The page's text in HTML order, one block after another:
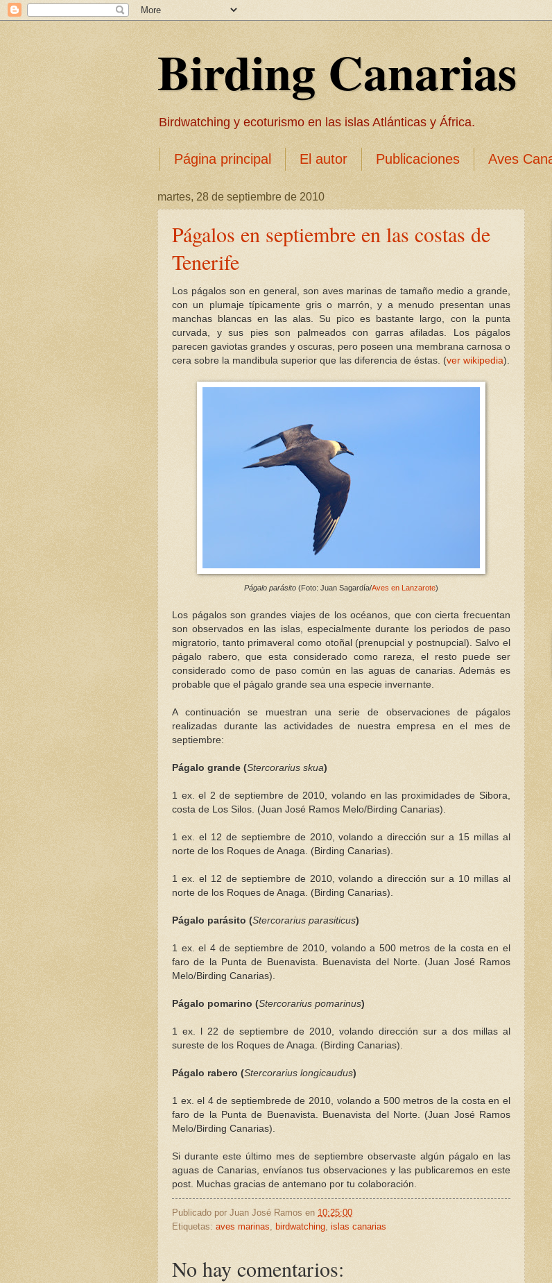
Birding Canarias
Birdwatching y ecoturismo en las islas Atlánticas y África.
Página principal El autor Publicaciones Aves
martes, 28 de septiembre de 2010
Págalos en septiembre en las costas de
Tenerife
Los págalos son en general, son aves marinas de tamaño medio a grande,
con un plumaje típicamente gris o marrón, y a menudo presentan unas
manchas blancas en las alas. Su pico es bastante largo, con la punta
curvada, y sus pies son palmeados con garras afiladas. Los págalos
parecen gaviotas grandes y oscuras, pero poseen una membrana carnosa o
cera sobre la mandibula superior que las diferencia de éstas. (ver wikipedia).
Págalo parásito (Foto: Juan Sagardía/Aves en Lanzarote)
Los págalos son grandes viajes de los océanos, que con cierta frecuentan
son observados en las islas, especialmente durante los periodos de paso
migratorio, tanto primaveral como otoñal (prenupcial y postnupcial). Salvo el
págalo rabero, que esta considerado como rareza, el resto puede ser
considerado como de paso común en las aguas de canarias. Además es
probable que el págalo grande sea una especie invernante.
A continuación se muestran una serie de observaciones de págalos
realizadas durante las actividades de nuestra empresa en el mes de
septiembre:
Págalo grande (Stercorarius skua)
1 ex. el 2 de septiembre de 2010, volando en las proximidades de Sibora,
costa de Los Silos. (Juan José Ramos Melo/Birding Canarias).
1 ex. el 12 de septiembre de 2010, volando a dirección sur a 15 millas al
norte de los Roques de Anaga. (Birding Canarias).
1 ex. el 12 de septiembre de 2010, volando a dirección sur a 10 millas al
norte de los Roques de Anaga. (Birding Canarias).
Págalo parásito (Stercorarius parasiticus)
1 ex. el 4 de septiembre de 2010, volando a 500 metros de la costa en el
faro de la Punta de Buenavista. Buenavista del Norte. (Juan José Ramos
Melo/Birding Canarias).
Págalo pomarino (Stercorarius pomarinus)
1 ex. l 22 de septiembre de 2010, volando dirección sur a dos millas al
sureste de los Roques de Anaga. (Birding Canarias).
Págalo rabero (Stercorarius longicaudus)
1 ex. el 4 de septiembrede de 2010, volando a 500 metros de la costa en el
faro de la Punta de Buenavista. Buenavista del Norte. (Juan José Ramos
Melo/Birding Canarias).
Si durante este último mes de septiembre observaste algún págalo en las
aguas de Canarias, envíanos tus observaciones y las publicaremos en este
post. Muchas gracias de antemano por tu colaboración.
Publicado por Juan José Ramos en 10:25:00
Etiquetas: aves marinas birdwatching islas canarias
No hay comentarios: